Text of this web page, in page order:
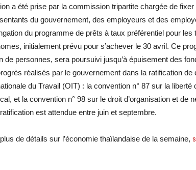
a été prise par la commission tripartite chargée de
du gouvernement, des employeurs et des
du programme de prêts à taux préférentiel pour
initialement prévu pour s’achever le 30 avril. Ce
de personnes, sera poursuivi jusqu’à épuisement des
réalisés par le gouvernement dans la ratification de
du Travail (OIT) : la convention n° 87 sur la liberté
et la convention n° 98 sur le droit d’organisation et de
est attendue entre juin et septembre.
de détails sur l’économie thaïlandaise de la semaine,